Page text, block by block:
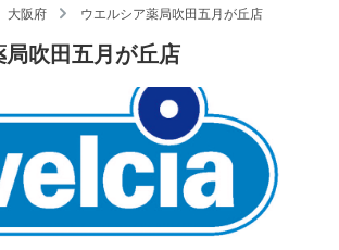
大阪府 ウエルシア薬局吹田五月が丘店
吹田五月が丘店